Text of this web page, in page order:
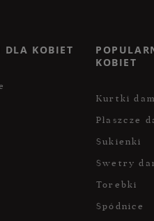
DLA KOBIET
KOBIET
Kurtki
Płaszcze
Sukienki
Swetry
Torebki
Spódnice